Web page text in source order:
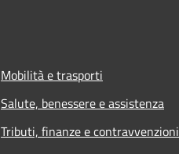
Mobilità e trasporti
Salute, benessere e assistenza
Tributi, finanze e contravvenzioni